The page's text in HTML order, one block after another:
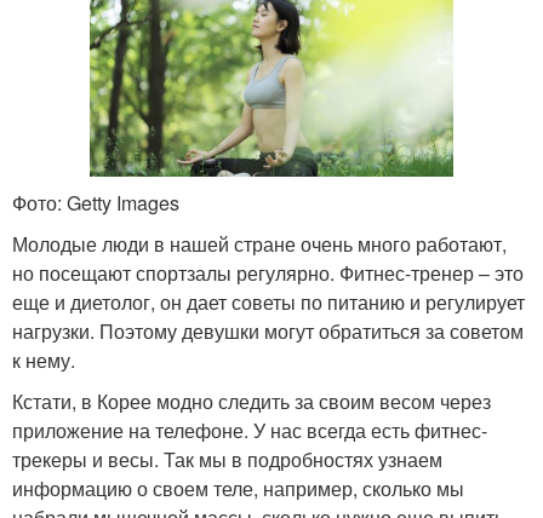
Фото: Getty Images
Молодые люди в нашей стране очень много работают,
но посещают спортзалы регулярно. Фитнес-тренер – это
еще и диетолог, он дает советы по питанию и регулирует
нагрузки. Поэтому девушки могут обратиться за советом
к нему.
Кстати, в Корее модно следить за своим весом через
приложение на телефоне. У нас всегда есть фитнес-
трекеры и весы. Так мы в подробностях узнаем
информацию о своем теле, например, сколько мы